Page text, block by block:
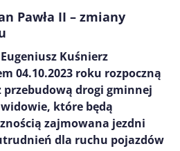
Pawła II – zmiany
Kuśnierz
04.10.2023 roku rozpoczną
przebudową drogi gminnej
które będą
zajmowana jezdni
dla ruchu pojazdów